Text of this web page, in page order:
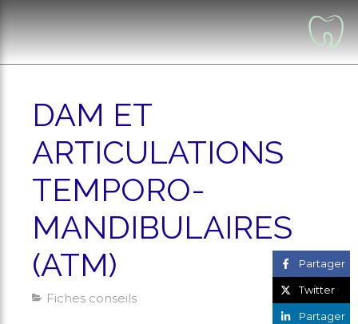
DAM ET
ARTICULATIONS
TEMPORO-
MANDIBULAIRES
(ATM)
Fiches conseils
Partager
Twitter
Partager